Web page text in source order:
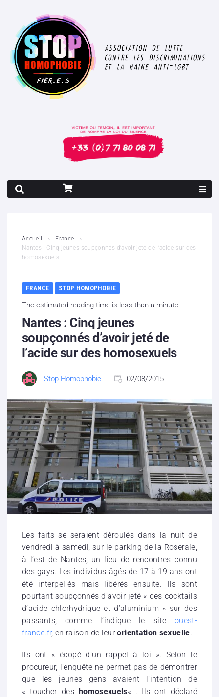
Contenus litigieux
Nous soutenir
Boutique
Contacts
Hébergement solidaire
Accueil
France
Nantes : Cinq jeunes soupçonnés d’avoir jeté de l’acide sur des
homosexuels
FRANCE STOP HOMOPHOBIE
The estimated reading time is less than a minute
Nantes : Cinq jeunes
soupçonnés d’avoir jeté de
l’acide sur des homosexuels
Stop Homophobie 02/08/2015
Les faits se seraient déroulés dans la nuit de
vendredi à samedi, sur le parking de la Roseraie,
à l’est de Nantes, un lieu de rencontres connu
des gays. Les individus âgés de 17 à 19 ans ont
été interpellés mais libérés ensuite. Ils sont
pourtant soupçonnés d’avoir jeté « des cocktails
d’acide chlorhydrique et d’aluminium » sur des
passants, comme l’indique le site ouest-
france.fr, en raison de leurorientation sexuelle.
Ils ont « écopé d’un rappel à loi ». Selon le
procureur, l’enquête ne permet pas de démontrer
que les jeunes gens avaient l’intention de
« toucher des
homosexuels« . Ils ont déclaré